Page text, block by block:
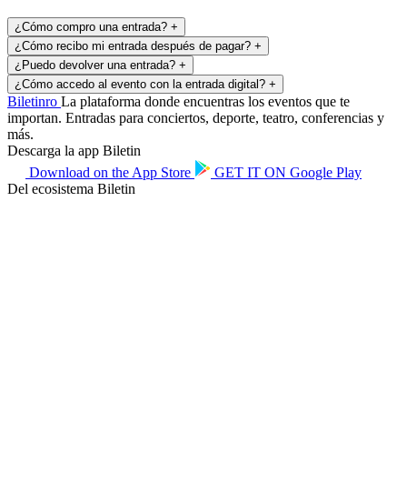
¿Cómo compro una entrada? +
¿Cómo recibo mi entrada después de pagar? +
¿Puedo devolver una entrada? +
¿Cómo accedo al evento con la entrada digital? +
Biletinro La plataforma donde encuentras los eventos que te
importan. Entradas para conciertos, deporte, teatro, conferencias y
más.
Descarga la app Biletin
Download on the App Store GET IT ON Google Play
Del ecosistema Biletin